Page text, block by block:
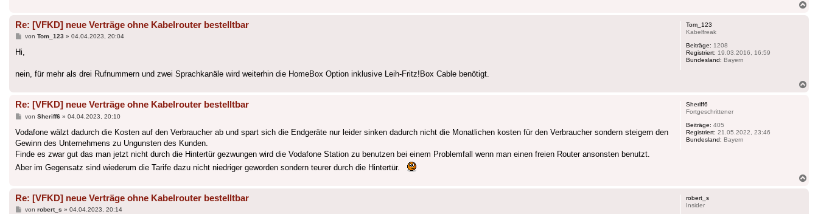
Tom_123
Kabelfreak
Beiträge: 1208
Registriert: 19.03.2016, 16:59
Bundesland: Bayern
Re: [VFKD] neue Verträge ohne Kabelrouter bestelltbar
Beitrag
von Tom_123 » 04.04.2023, 20:04
Hi,
nein, für mehr als drei Rufnummern und zwei Sprachkanäle wird weiterhin die HomeBox Option inklusive Leih-Fritz!Box Cable benötigt.
Sheriff6
Fortgeschrittener
Beiträge: 405
Registriert: 21.05.2022, 23:46
Bundesland: Bayern
Re: [VFKD] neue Verträge ohne Kabelrouter bestelltbar
Beitrag
von Sheriff6» 04.04.2023, 20:10
Vodafone wälzt dadurch die Kosten auf den Verbraucher ab und spart sich die Endgeräte nur leider sinken dadurch nicht die Monatlichen kosten für den Verbraucher sondern steigern den
Gewinn des Unternehmens zu Ungunsten des Kunden.
Finde es zwar gut das man jetzt nicht durch die Hintertür gezwungen wird die Vodafone Station zu benutzen bei einem Problemfall wenn man einen freien Router ansonsten benutzt.
Aber im Gegensatz sind wiederum die Tarife dazu nicht niedriger geworden sondern teurer durch die Hintertür.
robert_s
Insider
Re: [VFKD] neue Verträge ohne Kabelrouter bestelltbar
Beitrag
von robert_s » 04.04.2023, 20:14